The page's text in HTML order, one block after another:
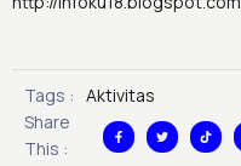
Tags : Aktivitas
Share
This :
a
c
e
w
i
t
i
k
t